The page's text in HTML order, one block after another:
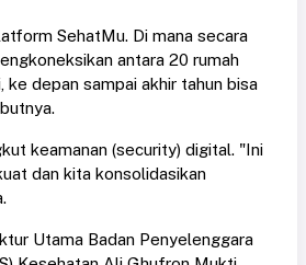
SehatMu. Di mana secara
antara 20 rumah
ke depan sampai akhir tahun bisa
keamanan (security) digital. "Ini
dan kita konsolidasikan
Utama Badan Penyelenggara